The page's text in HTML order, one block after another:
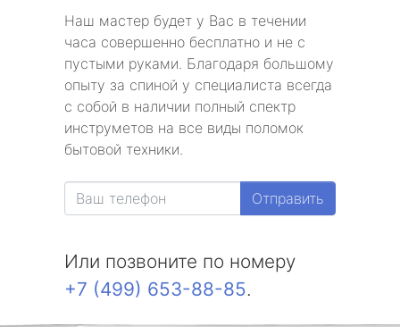
Наш мастер будет у Вас в течении
часа совершенно бесплатно и не с
пустыми руками. Благодаря большому
опыту за спиной у специалиста всегда
с собой в наличии полный спектр
инструметов на все виды поломок
бытовой техники.
Отправить
Или позвоните по номеру
+7 (499) 653-88-85.